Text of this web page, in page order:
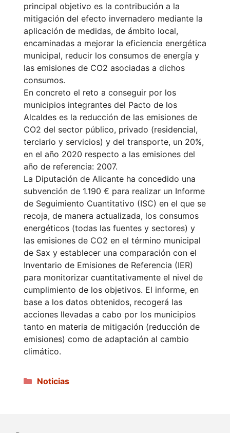
principal objetivo es la contribución a la
mitigación del efecto invernadero mediante la
aplicación de medidas, de ámbito local,
encaminadas a mejorar la eficiencia energética
municipal, reducir los consumos de energía y
las emisiones de CO2 asociadas a dichos
consumos.
En concreto el reto a conseguir por los
municipios integrantes del Pacto de los
Alcaldes es la reducción de las emisiones de
CO2 del sector público, privado (residencial,
terciario y servicios) y del transporte, un 20%,
en el año 2020 respecto a las emisiones del
año de referencia: 2007.
La Diputación de Alicante ha concedido una
subvención de 1.190 € para realizar un Informe
de Seguimiento Cuantitativo (ISC) en el que se
recoja, de manera actualizada, los consumos
energéticos (todas las fuentes y sectores) y
las emisiones de CO2 en el término municipal
de Sax y establecer una comparación con el
Inventario de Emisiones de Referencia (IER)
para monitorizar cuantitativamente el nivel de
cumplimiento de los objetivos. El informe, en
base a los datos obtenidos, recogerá las
acciones llevadas a cabo por los municipios
tanto en materia de mitigación (reducción de
emisiones) como de adaptación al cambio
climático.
Categorías
Noticias